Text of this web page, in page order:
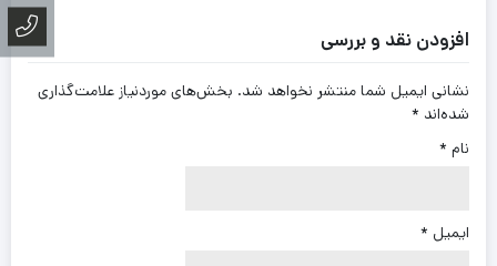
افزودن نقد و بررسی
نشانی ایمیل شما منتشر نخواهد شد. بخش‌های موردنیاز علامت‌گذاری
شده‌اند *
نام *
ایمیل *